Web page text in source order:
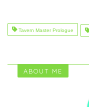
Tavern Master Prologue
ABOUT ME